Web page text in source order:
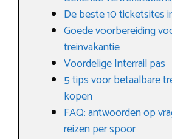
De beste 10 ticketsites
Goede voorbereiding
treinvakantie
Voordelige Interrail pas
5 tips voor betaalbare
kopen
FAQ: antwoorden op
reizen per spoor